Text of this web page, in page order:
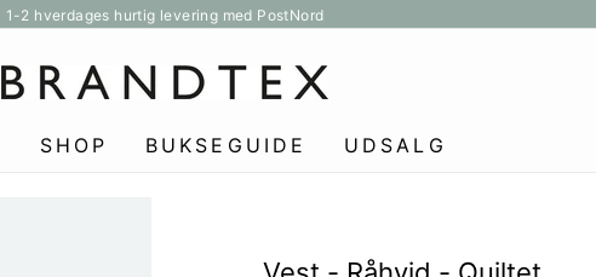
slideshow
1-2 hverdages hurtig levering med PostNord
SHOP BUKSEGUIDE UDSALG